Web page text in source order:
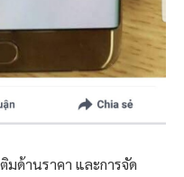
มด้านราคา และการจัด